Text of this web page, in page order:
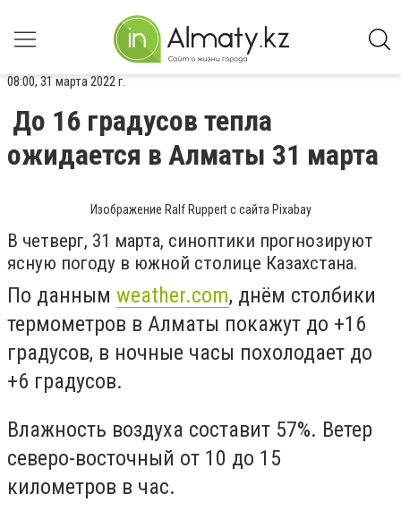
08:00, 31 марта 2022 г.
До 16 градусов тепла
ожидается в Алматы 31 марта
Изображение Ralf Ruppert с сайта Pixabay
В четверг, 31 марта, синоптики прогнозируют
ясную погоду в южной столице Казахстана.
По данным weather.com, днём столбики
термометров в Алматы покажут до +16
градусов, в ночные часы похолодает до
+6 градусов.
Влажность воздуха составит 57%. Ветер
северо-восточный от 10 до 15
километров в час.